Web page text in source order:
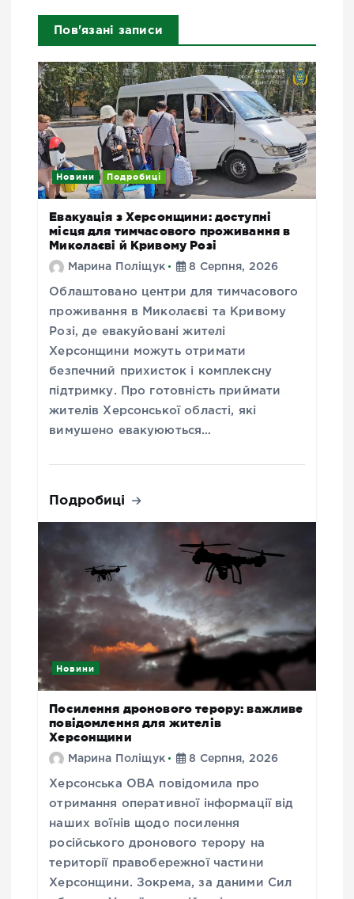
Пов'язані записи
Новини Подробиці
Евакуація з Херсонщини: доступні
місця для тимчасового проживання в
Миколаєві й Кривому Розі
Марина Поліщук 8 Серпня, 2026
Облаштовано центри для тимчасового
проживання в Миколаєві та Кривому
Розі, де евакуйовані жителі
Херсонщини можуть отримати
безпечний прихисток і комплексну
підтримку. Про готовність приймати
жителів Херсонської області, які
вимушено евакуюються…
Подробиці
Новини
Посилення дронового терору: важливе
повідомлення для жителів
Херсонщини
Марина Поліщук 8 Серпня, 2026
Херсонська ОВА повідомила про
отримання оперативної інформації від
наших воїнів щодо посилення
російського дронового терору на
території правобережної частини
Херсонщини. Зокрема, за даними Сил